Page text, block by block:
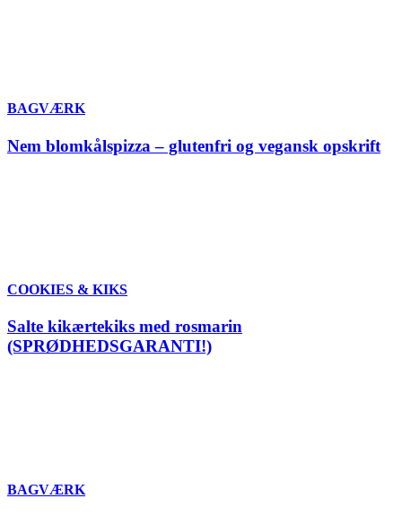
BAGVÆRK
Nem blomkålspizza – glutenfri og vegansk opskrift
COOKIES & KIKS
Salte kikærtekiks med rosmarin
(SPRØDHEDSGARANTI!)
BAGVÆRK